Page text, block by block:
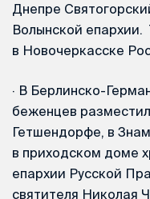
Днепре
Волынской
в Новочеркасске
· В Берлинско-
беженцев
Гетшендорфе, в
в приходском доме
епархии Русской
святителя Николая